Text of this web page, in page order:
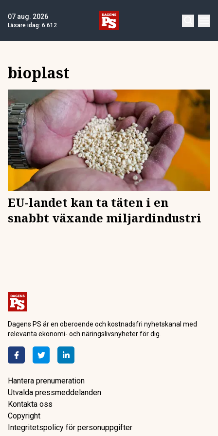
07 aug. 2026
Läsare idag: 6 612
bioplast
EU-landet kan ta täten i en
snabbt växande miljardindustri
Dagens PS är en oberoende och kostnadsfri nyhetskanal med
relevanta ekonomi- och näringslivsnyheter för dig.
Hantera prenumeration
Utvalda pressmeddelanden
Kontakta oss
Copyright
Integritetspolicy för personuppgifter